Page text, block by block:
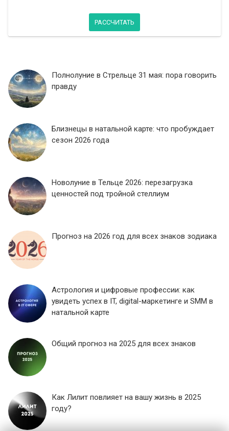
РАССЧИТАТЬ
Полнолуние в Стрельце 31 мая: пора говорить
правду
Близнецы в натальной карте: что пробуждает
сезон 2026 года
Новолуние в Тельце 2026: перезагрузка
ценностей под тройной стеллиум
Прогноз на 2026 год для всех знаков зодиака
Астрология и цифровые профессии: как
увидеть успех в IT, digital-маркетинге и SMM в
натальной карте
Общий прогноз на 2025 для всех знаков
Как Лилит повлияет на вашу жизнь в 2025
году?